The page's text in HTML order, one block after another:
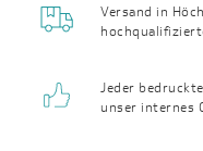
Versand in
Jeder
unser internes